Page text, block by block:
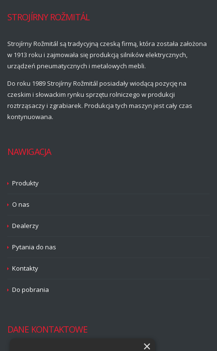
STROJÍRNY ROŽMITÁL
Strojírny Rožmitál są tradycyjną czeską firmą, która została założona
w 1913 roku i zajmowała się produkcją silników elektrycznych,
urządzeń pneumatycznych i metalowych mebli.
Do roku 1989 Strojírny Rožmitál posiadały wiodącą pozycję na
czeskim i słowackim rynku sprzętu rolniczego w produkcji
roztrząsaczy i zgrabiarek. Produkcja tych maszyn jest cały czas
kontynuowana.
NAWIGACJA
Produkty
O nas
Dealerzy
Pytania do nas
Kontakty
Do pobrania
DANE KONTAKTOWE
×